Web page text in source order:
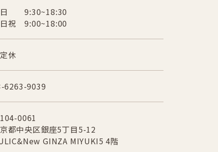
9:30~18:30
祝 9:00~18:00
休
6263-9039
0061
都中央区銀座5丁目5-12
GINZA MIYUKI5 4階